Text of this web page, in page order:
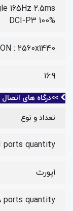
165Hz 2.5ms
DCI-P3 100%
: 2560x1440
16:9
>>درگاه های اتصال
تعداد و نوع
ports quantity
1پورت
ports quantity